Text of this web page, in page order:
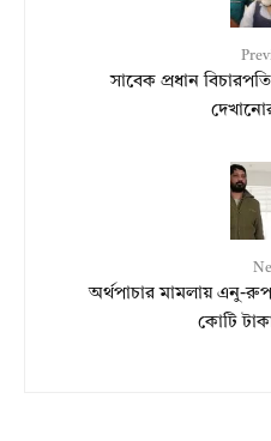
সাবেক প্রধান
অর্থপাচার মামলায় এনু-
কোটি